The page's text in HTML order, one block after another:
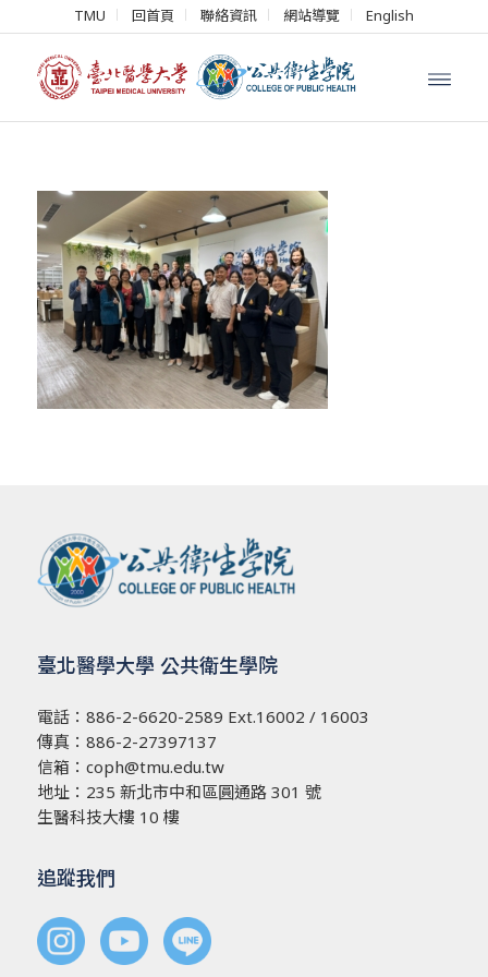
TMU 回首頁 聯絡資訊 網站導覽 English
臺北醫學大學 公共衛生學院
電話： 886-2-6620-2589 Ext.16002 / 16003
傳真：886-2-27397137
信箱： coph@tmu.edu.tw
地址： 235 新北市中和區圓通路 301 號
生醫科技大樓 10 樓
追蹤我們